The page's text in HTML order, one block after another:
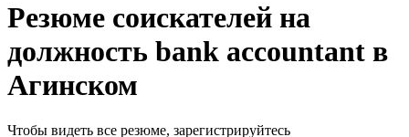
Резюме соискателей на
должность bank accountant в
Агинском
Чтобы видеть все резюме, зарегистрируйтесь